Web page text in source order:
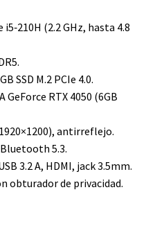
(2.2 GHz, hasta 4.8
SSD M.2 PCIe 4.0.
GeForce RTX 4050 (6GB
antirreflejo.
Bluetooth 5.3.
3.2 A, HDMI, jack 3.5mm.
obturador de privacidad.